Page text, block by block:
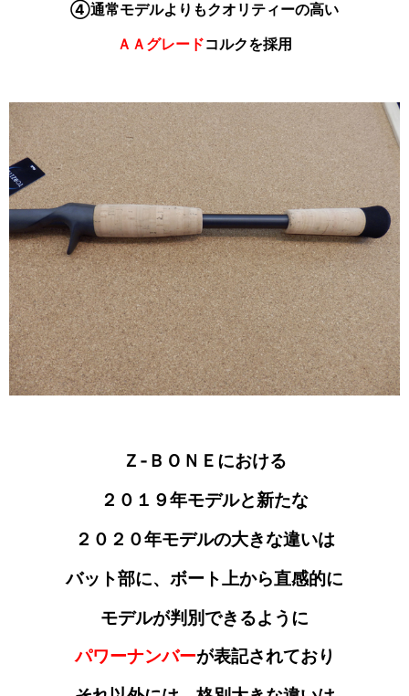
④通常モデルよりもクオリティーの高い
ＡＡグレードコルクを採用
Ｚ‐ＢＯＮＥにおける
２０１９年モデルと新たな
２０２０年モデルの大きな違いは
バット部に、ボート上から直感的に
モデルが判別できるように
パワーナンバーが表記されており